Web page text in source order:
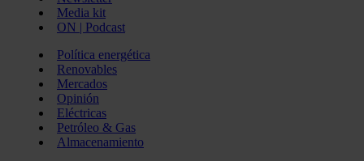
Media kit
ON | Podcast
Política energética
Renovables
Mercados
Opinión
Eléctricas
Petróleo & Gas
Almacenamiento